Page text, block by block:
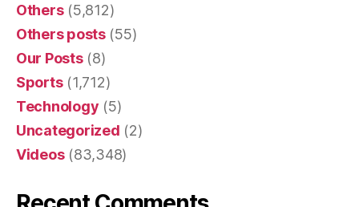
Others(5,812)
Others posts(55)
Our Posts(8)
Sports(1,712)
Technology (5)
Uncategorized (2)
Videos(83,348)